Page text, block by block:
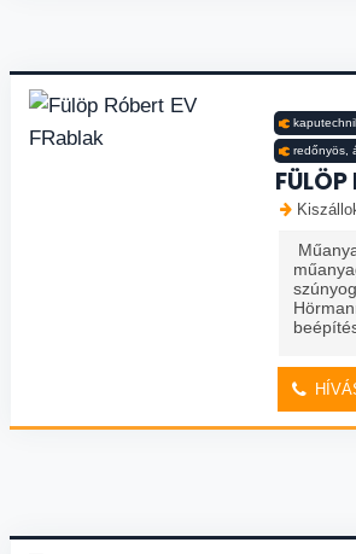
redőnyös,
FÜLÖP